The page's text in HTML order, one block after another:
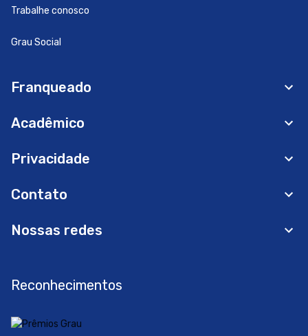
Trabalhe conosco
Grau Social
Franqueado
Acadêmico
Privacidade
Contato
Nossas redes
Reconhecimentos